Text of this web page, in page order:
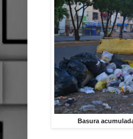
Basura